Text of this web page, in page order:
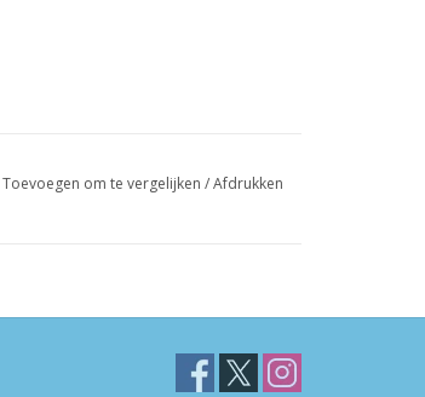
Toevoegen om te vergelijken /Afdrukken